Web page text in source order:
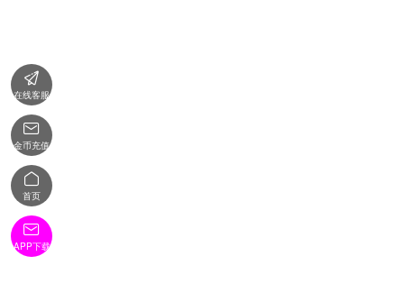

在线客服

金币充值

首页

APP下载